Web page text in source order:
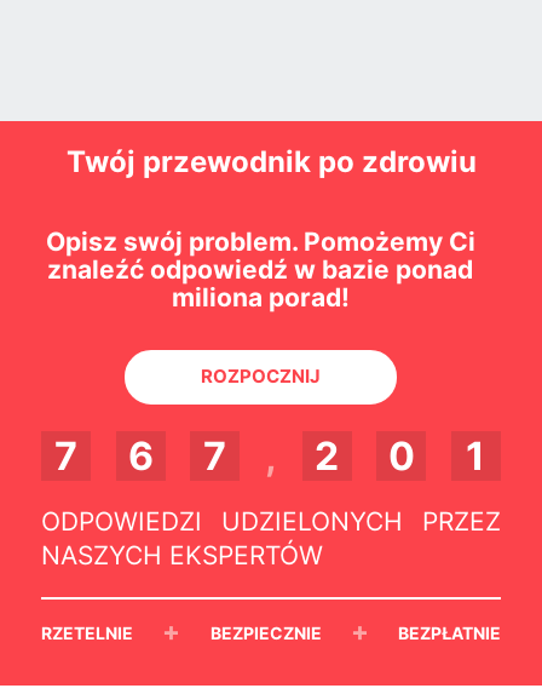
Twój przewodnik po zdrowiu
Opisz swój problem. Pomożemy Ci
znaleźć odpowiedź w bazie ponad
miliona porad!
ROZPOCZNIJ
7 6 7 , 2 0 1
ODPOWIEDZI UDZIELONYCH PRZEZ
NASZYCH EKSPERTÓW
RZETELNIE + BEZPIECZNIE + BEZPŁATNIE